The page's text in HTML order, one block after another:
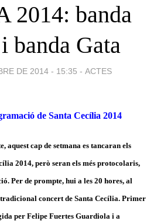
2014: banda
banda Gata
DE 2014 - 15:35 - ACTES
de Santa Cecília 2014
aquest cap de setmana es tancaran els
2014, però seran els més protocolaris,
Per de prompte, hui a les 20 hores, al
concert de Santa Cecília. Primer
per Felipe Fuertes Guardiola i a